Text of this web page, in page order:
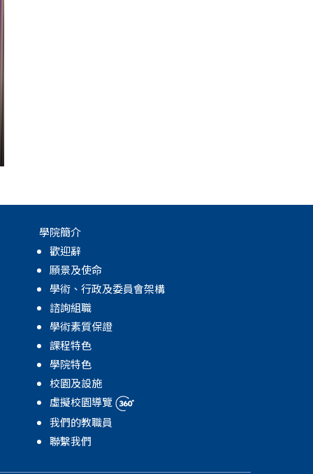
學院簡介
歡迎辭
願景及使命
學術、行政及委員會架構
諮詢組職
學術素質保證
課程特色
學院特色
校園及設施
虛擬校園導覽
我們的教職員
聯繫我們